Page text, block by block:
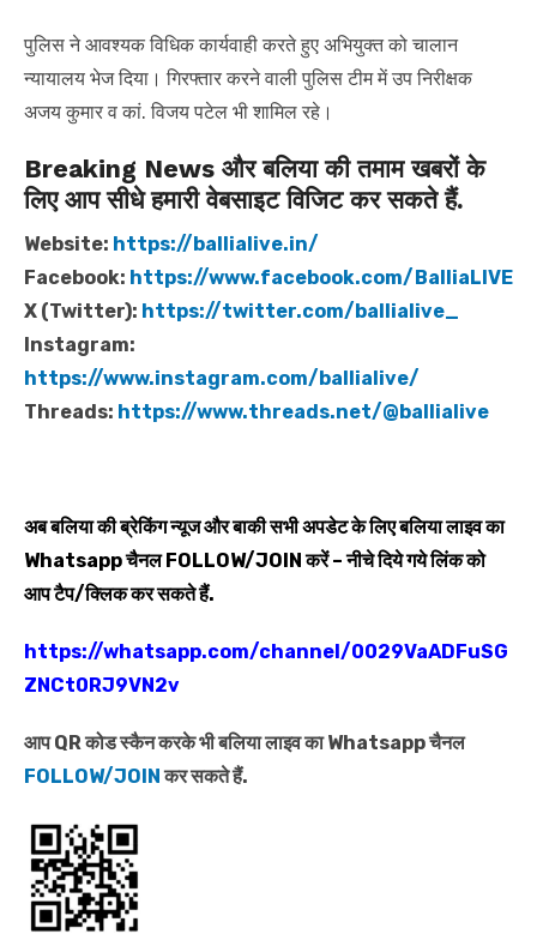
पुलिस ने आवश्यक विधिक कार्यवाही करते हुए अभियुक्त को चालान
न्यायालय भेज दिया। गिरफ्तार करने वाली पुलिस टीम में उप निरीक्षक
अजय कुमार व कां. विजय पटेल भी शामिल रहे।
Breaking News और बलिया की तमाम खबरों के
लिए आप सीधे हमारी वेबसाइट विजिट कर सकते हैं.
Website: https://ballialive.in/
Facebook: https://www.facebook.com/BalliaLIVE
X (Twitter): https://twitter.com/ballialive_
Instagram:
https://www.instagram.com/ballialive/
Threads: https://www.threads.net/@ballialive
अब बलिया की ब्रेकिंग न्यूज और बाकी सभी अपडेट के लिए बलिया लाइव का
WhatsappचैनलFOLLOW/JOINकरें – नीचे दिये गये लिंक को
आप टैप/क्लिक कर सकते हैं.
https://whatsapp.com/channel/0029VaADFuSG
ZNCt0RJ9VN2v
आप QR कोड स्कैन करके भी बलिया लाइव का Whatsapp चैनल
FOLLOW/JOINकर सकते हैं.